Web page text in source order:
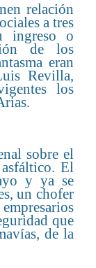
relación
a tres
ingreso o
de los
eran
Revilla,
los
sobre el
El
y ya se
un chofer
que
de la